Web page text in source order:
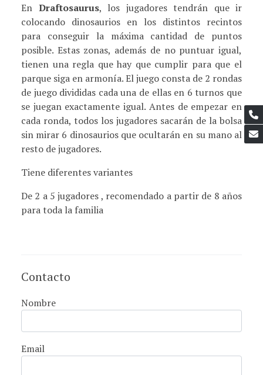
En Draftosaurus, los jugadores tendrán que ir
colocando dinosaurios en los distintos recintos
para conseguir la máxima cantidad de puntos
posible. Estas zonas, además de no puntuar igual,
tienen una regla que hay que cumplir para que el
parque siga en armonía. El juego consta de 2 rondas
de juego divididas cada una de ellas en 6 turnos que
se juegan exactamente igual. Antes de empezar en
cada ronda, todos los jugadores sacarán de la bolsa
sin mirar 6 dinosaurios que ocultarán en su mano al
resto de jugadores.
Tiene diferentes variantes
De 2 a 5 jugadores , recomendado a partir de 8 años
para toda la familia
Contacto
Nombre
Email